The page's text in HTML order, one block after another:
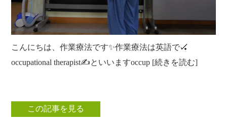
こんにちは、作業療法です✨作業療法は英語で🏑
occupational therapist✍といいますoccup [続きを読む]
この記事を見る